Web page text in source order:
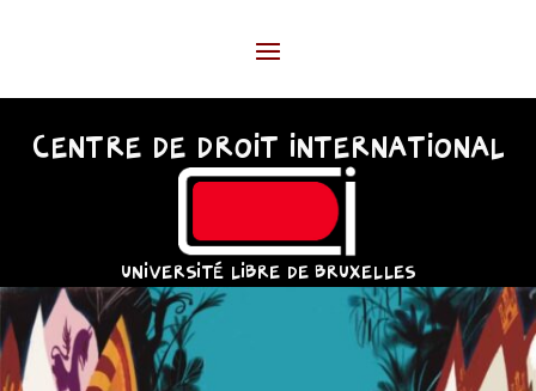
CENTRE DE DROIT INTERNATIONAL
UNIVERSITÉ LIBRE DE BRUXELLES